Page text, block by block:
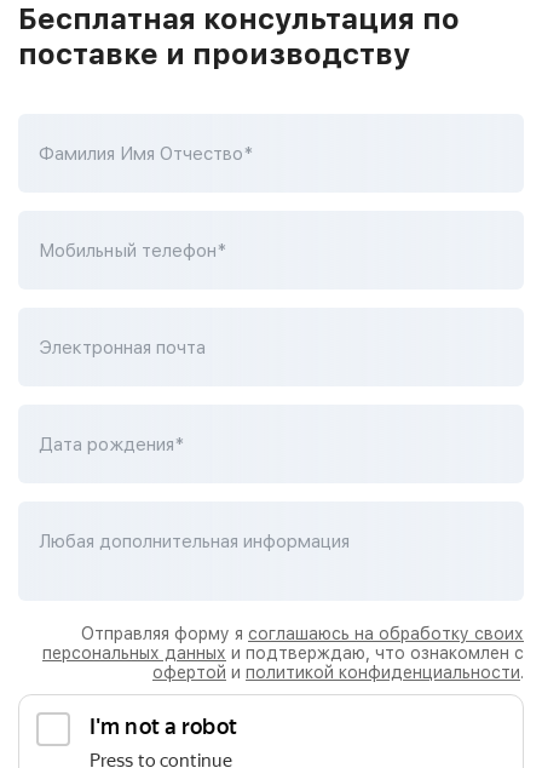
Бесплатная консультация по
поставке и производству
Фамилия Имя Отчество*
Мобильный телефон*
Электронная почта
Дата рождения*
Любая дополнительная информация
Отправляя форму я соглашаюсь на обработку своих
персональных данных и подтверждаю, что ознакомлен с
офертой и политикой конфиденциальности.